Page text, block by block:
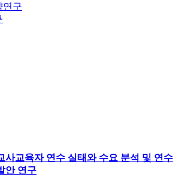
연구
사교육자 연수 실태와 수요 분석 및 연수
안 연구